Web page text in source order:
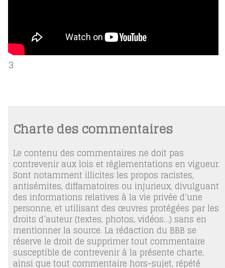
3
Charte des commentaires
Le contenu des commentaires ne doit pas
contrevenir aux lois et réglementations en vigueur.
Sont notamment illicites les propos racistes,
antisémites, diffamatoires ou injurieux, divulguant
des informations relatives à la vie privée d’une
personne, et utilisant des œuvres protégées par les
droits d’auteur (textes, photos, vidéos…) sans en
mentionner la source. La rédaction du BBB se
réserve le droit de supprimer tout commentaire
susceptible de contrevenir à la présente charte,
ainsi que tout commentaire hors-sujet, répété